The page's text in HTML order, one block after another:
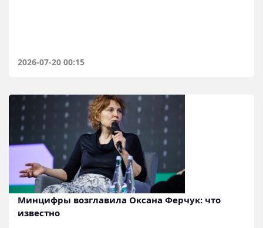
2026-07-20 00:15
Минцифры возглавила Оксана Ферчук: что
известно